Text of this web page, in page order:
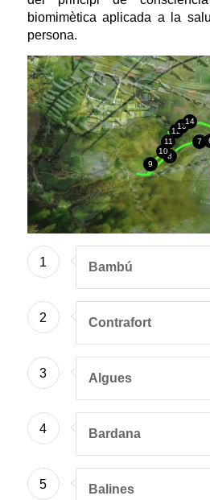
biomimètica aplicada a la
persona.
7
8
9
10
11
12
13
14
1 Bambú
2 Contrafort
3 Algues
4 Bardana
5 Balines